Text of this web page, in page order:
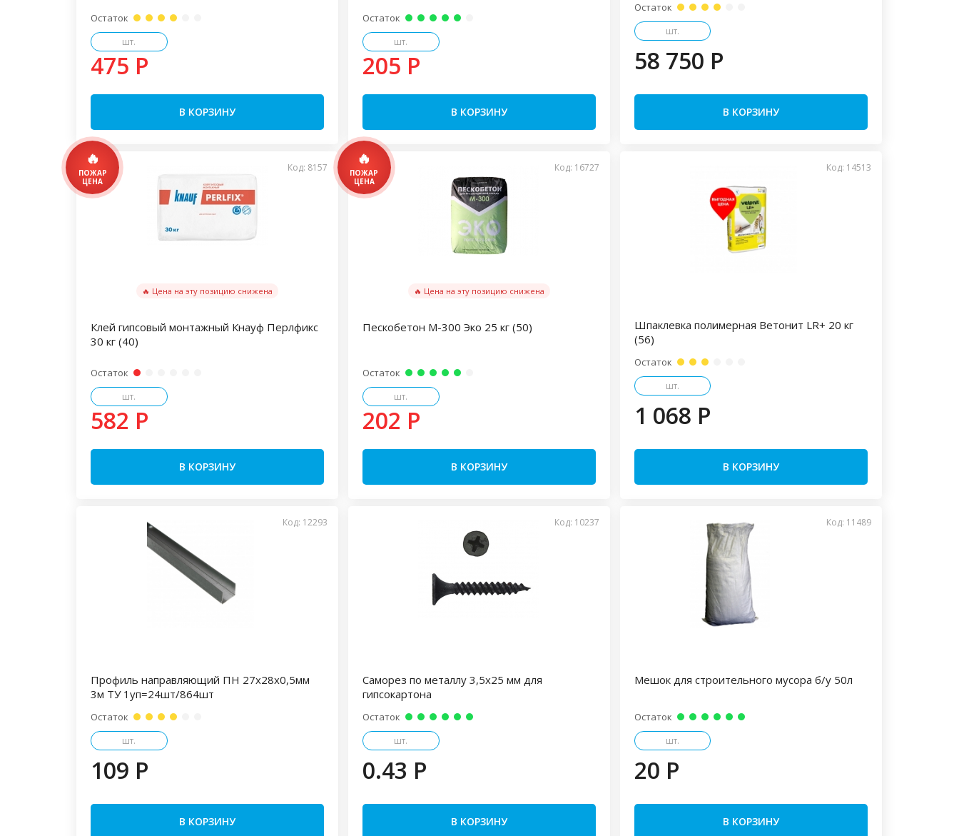
Остаток
шт.
475 P
В КОРЗИНУ
Остаток
шт.
205 P
В КОРЗИНУ
Остаток
шт.
58 750 P
В КОРЗИНУ
Код: 8157
🔥 Цена на эту позицию снижена
Клей гипсовый монтажный Кнауф Перлфикс
30 кг (40)
Остаток
шт.
582 P
В КОРЗИНУ
Код: 16727
🔥 Цена на эту позицию снижена
Пескобетон М-300 Эко 25 кг (50)
Остаток
шт.
202 P
В КОРЗИНУ
Код: 14513
Шпаклевка полимерная Ветонит LR+ 20 кг
(56)
Остаток
шт.
1 068 P
В КОРЗИНУ
Код: 12293
Профиль направляющий ПН 27х28х0,5мм
3м ТУ 1уп=24шт/864шт
Остаток
шт.
109 P
В КОРЗИНУ
Код: 10237
Саморез по металлу 3,5х25 мм для
гипсокартона
Остаток
шт.
0.43 P
В КОРЗИНУ
Код: 11489
Мешок для строительного мусора б/у 50л
Остаток
шт.
20 P
В КОРЗИНУ